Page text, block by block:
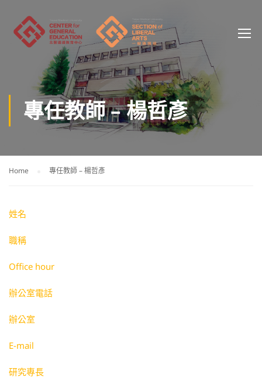
專任教師 – 楊哲彥
Home 專任教師 – 楊哲彥
姓名
職稱
Office hour
辦公室電話
辦公室
E-mail
研究專長